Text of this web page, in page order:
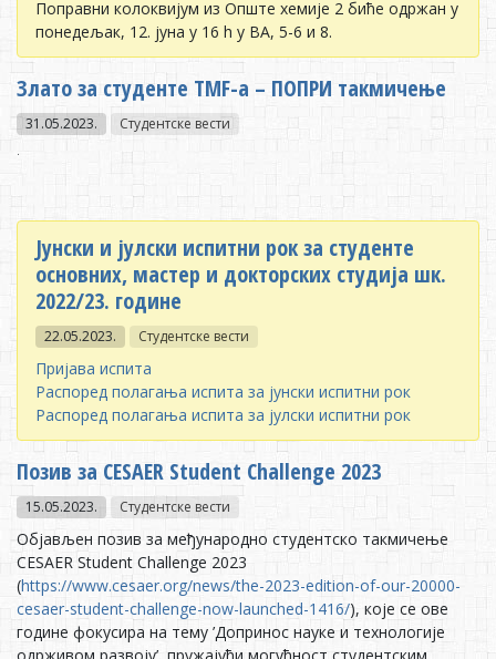
Поправни колоквијум из Опште хемије 2 биће одржан у
понедељак, 12. јуна у 16 h у ВА, 5-6 и 8.
Злато за студенте TMF-a – ПОПРИ такмичење
31.05.2023. Студентске вести
.
Јунски и јулски испитни рок за студенте
основних, мастер и докторских студија шк.
2022/23. године
22.05.2023. Студентске вести
Пријава испита
Распоред полагања испита за јунски испитни рок
Распоред полагања испита за јулски испитни рок
Позив за CESAER Student Challenge 2023
15.05.2023. Студентске вести
Објављен позив за међународно студентско такмичење
CESAER Student Challenge 2023
(https://www.cesaer.org/news/the-2023-edition-of-our-20000-
cesaer-student-challenge-now-launched-1416/), које се ове
године фокусира на тему ’Допринос науке и технологије
одрживом развоју’, пружајући могућност студентским